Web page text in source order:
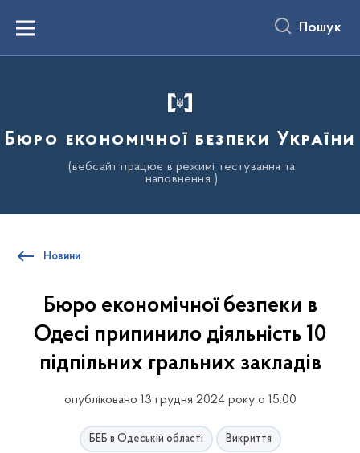
вмістуMenu Пошук
Бюро економічної безпеки України
(вебсайт працює в режимі тестування та
наповнення )
Новини
Бюро економічної безпеки в
Одесі припинило діяльність 10
підпільних гральних закладів
опубліковано 13 грудня 2024 року о 15:00
БЕБ в Одеській області Викриття